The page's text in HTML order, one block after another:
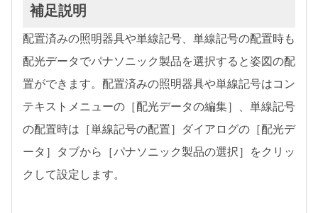
補足説明
配置済みの照明器具や単線記号、単線記号の配置時も
配光データでパナソニック製品を選択すると姿図の配
置ができます。配置済みの照明器具や単線記号はコン
テキストメニューの［配光データの編集］、単線記号
の配置時は［単線記号の配置］ダイアログの［配光デ
ータ］タブから［パナソニック製品の選択］をクリッ
クして設定します。